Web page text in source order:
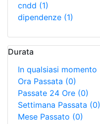
cndd (1)
dipendenze (1)
Durata
In qualsiasi momento
Ora Passata (0)
Passate 24 Ore (0)
Settimana Passata (0)
Mese Passato (0)